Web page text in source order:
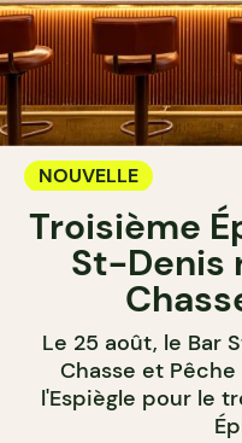
NOUVELLE
Troisième
St-Denis
Le 25 août, le Bar
Chasse et
l'Espiègle pour le